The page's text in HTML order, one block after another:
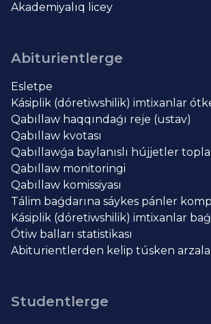
Akademiyalıq licey
Abiturientlerge
Esletpe
Kásiplik (dóretiwshilik) imtixanlar
Qabıllaw haqqındaǵı reje (ustav)
Qabıllaw kvotası
Qabıllawǵa baylanıslı hújjetler
Qabıllaw monitoringi
Qabıllaw komissiyası
Tálim baǵdarına sáykes pánler
Kásiplik (dóretiwshilik) imtixanlar
Ótiw balları statistikası
Abiturientlerden kelip túsken arzalar
Studentlerge